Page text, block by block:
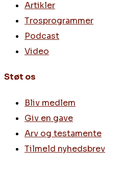
Artikler
Trosprogrammer
Podcast
Video
Støt os
Bliv medlem
Giv en gave
Arv og testamente
Tilmeld nyhedsbrev